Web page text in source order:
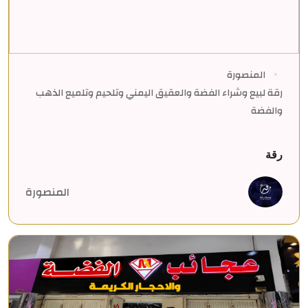
المنصورة
رقة لبيع وشراء الفضة والعقيق اليمني وتلحيم وتلميع الذهب
والفضة
رقة
المنصورة